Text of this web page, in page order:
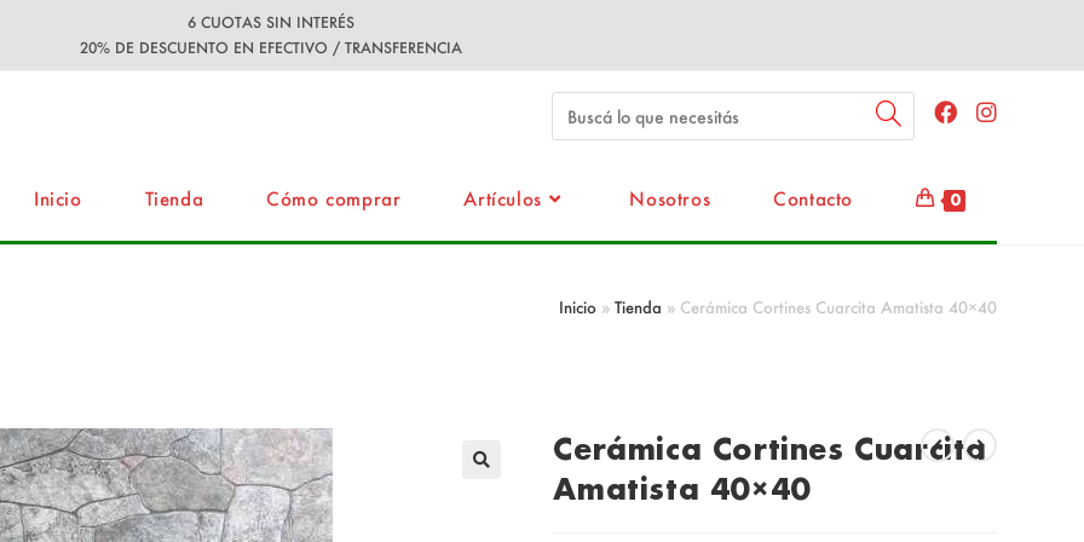
6 CUOTAS SIN INTERÉS
20% DE DESCUENTO EN EFECTIVO / TRANSFERENCIA
Inicio Tienda Cómo comprar Artículos Nosotros Contacto 0
Inicio » Tienda » Cerámica Cortines Cuarcita Amatista 40×40
Cerámica Cortines Cuarcita
Amatista 40×40